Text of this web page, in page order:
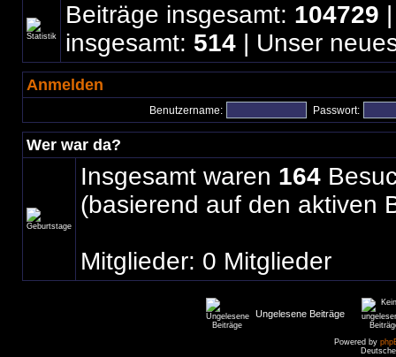
Beiträge insgesamt: 104729
insgesamt: 514 | Unser
Anmelden
Benutzername: Passwort:
Wer war da?
Insgesamt waren 164
(basierend auf den aktiven
Mitglieder: 0 Mitglieder
Ungelesene Beiträge
Powered by